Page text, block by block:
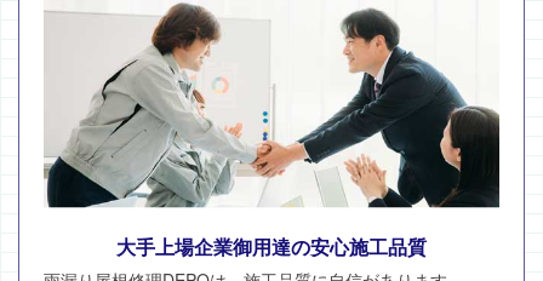
大手上場企業御用達の安心施工品質